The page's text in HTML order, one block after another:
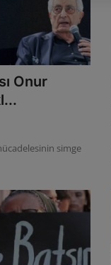
Onur
simge